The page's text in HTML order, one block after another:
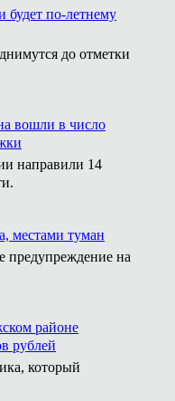
будет по-летнему
до отметки
вошли в число
направили 14
местами туман
предупреждение на
районе
рублей
который